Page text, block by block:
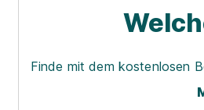
Finde mit dem kostenlosen